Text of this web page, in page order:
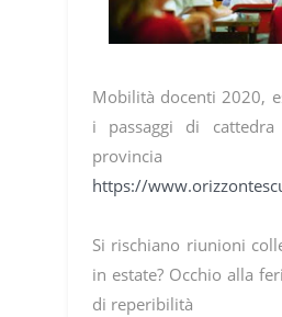
Mobilità docenti 2020,
i passaggi di
provincia
https://
Si rischiano riunioni
in estate? Occhio alla
di reperibilità